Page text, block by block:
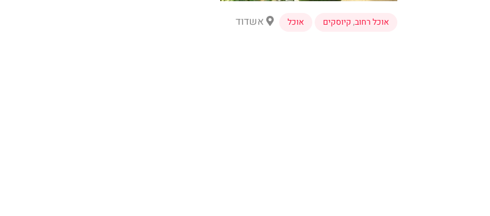
אוכל רחוב,קיוסקים אוכל אשדוד